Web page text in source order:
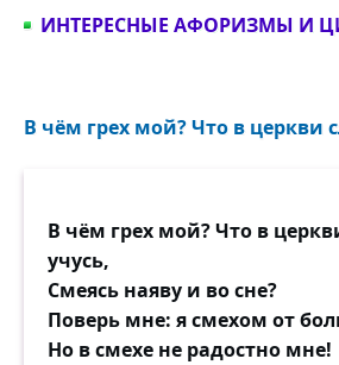
ИНТЕРЕСНЫЕ АФОРИЗМЫ И
В чём грех мой? Что в церкви
В чём грех мой? Что в
учусь,
Смеясь наяву и во сне?
Поверь мне: я смехом от
Но в смехе не радостно мне!